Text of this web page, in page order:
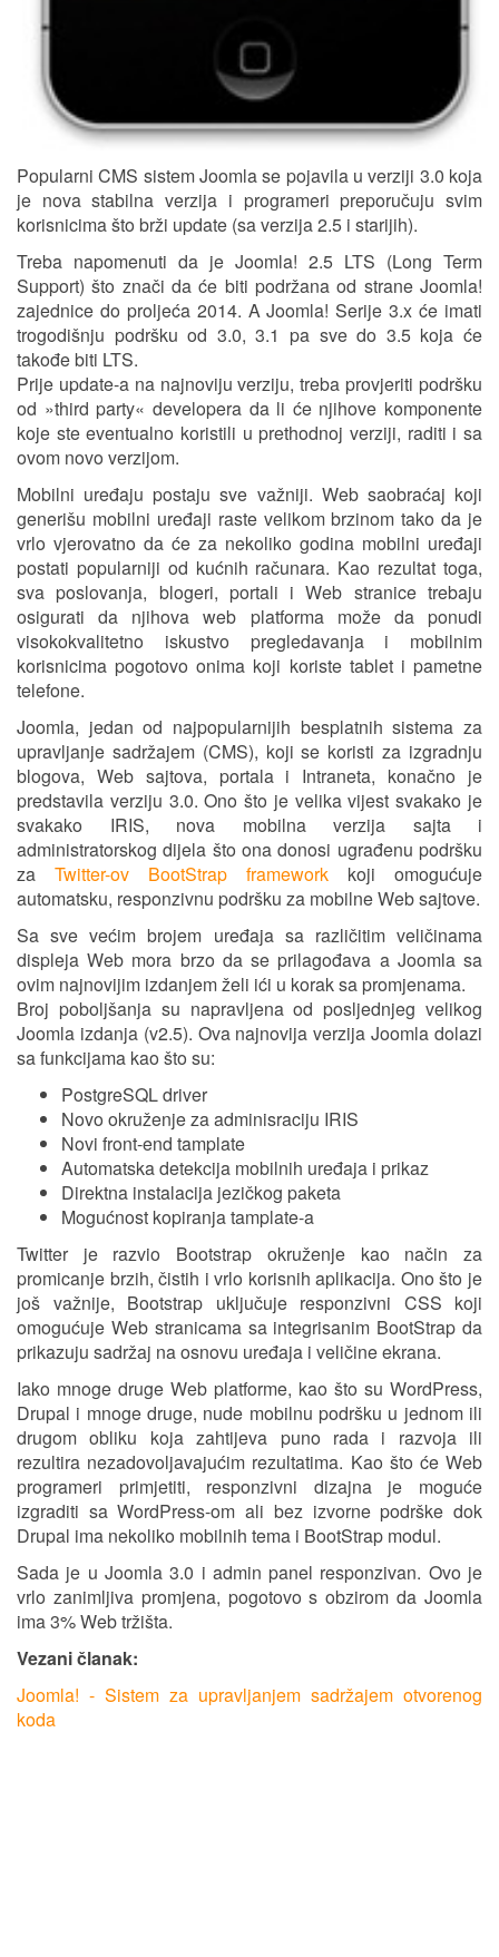
Popularni CMS sistem Joomla se pojavila u verziji 3.0 koja
je nova stabilna verzija i programeri preporučuju svim
korisnicima što brži update (sa verzija 2.5 i starijih).
Treba napomenuti da je Joomla! 2.5 LTS (Long Term
Support) što znači da će biti podržana od strane Joomla!
zajednice do proljeća 2014. A Joomla! Serije 3.x će imati
trogodišnju podršku od 3.0, 3.1 pa sve do 3.5 koja će
takođe biti LTS.
Prije update-a na najnoviju verziju, treba provjeriti podršku
od »third party« developera da li će njihove komponente
koje ste eventualno koristili u prethodnoj verziji, raditi i sa
ovom novo verzijom.
Mobilni uređaju postaju sve važniji. Web saobraćaj koji
generišu mobilni uređaji raste velikom brzinom tako da je
vrlo vjerovatno da će za nekoliko godina mobilni uređaji
postati popularniji od kućnih računara. Kao rezultat toga,
sva poslovanja, blogeri, portali i Web stranice trebaju
osigurati da njihova web platforma može da ponudi
visokokvalitetno iskustvo pregledavanja i mobilnim
korisnicima pogotovo onima koji koriste tablet i pametne
telefone.
Joomla, jedan od najpopularnijih besplatnih sistema za
upravljanje sadržajem (CMS), koji se koristi za izgradnju
blogova, Web sajtova, portala i Intraneta, konačno je
predstavila verziju 3.0. Ono što je velika vijest svakako je
svakako IRIS, nova mobilna verzija sajta i
administratorskog dijela što ona donosi ugrađenu podršku
za Twitter-ov BootStrap framework koji omogućuje
automatsku, responzivnu podršku za mobilne Web sajtove.
Sa sve većim brojem uređaja sa različitim veličinama
displeja Web mora brzo da se prilagođava a Joomla sa
ovim najnovijim izdanjem želi ići u korak sa promjenama.
Broj poboljšanja su napravljena od posljednjeg velikog
Joomla izdanja (v2.5). Ova najnovija verzija Joomla dolazi
sa funkcijama kao što su:
PostgreSQL driver
Novo okruženje za adminisraciju IRIS
Novi front-end tamplate
Automatska detekcija mobilnih uređaja i prikaz
Direktna instalacija jezičkog paketa
Mogućnost kopiranja tamplate-a
Twitter je razvio Bootstrap okruženje kao način za
promicanje brzih, čistih i vrlo korisnih aplikacija. Ono što je
još važnije, Bootstrap uključuje responzivni CSS koji
omogućuje Web stranicama sa integrisanim BootStrap da
prikazuju sadržaj na osnovu uređaja i veličine ekrana.
Iako mnoge druge Web platforme, kao što su WordPress,
Drupal i mnoge druge, nude mobilnu podršku u jednom ili
drugom obliku koja zahtijeva puno rada i razvoja ili
rezultira nezadovoljavajućim rezultatima. Kao što će Web
programeri primjetiti, responzivni dizajna je moguće
izgraditi sa WordPress-om ali bez izvorne podrške dok
Drupal ima nekoliko mobilnih tema i BootStrap modul.
Sada je u Joomla 3.0 i admin panel responzivan. Ovo je
vrlo zanimljiva promjena, pogotovo s obzirom da Joomla
ima 3% Web tržišta.
Vezani članak:
Joomla! - Sistem za upravljanjem sadržajem otvorenog
koda